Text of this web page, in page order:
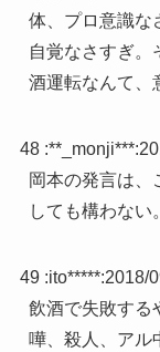
体、プロ意識な
自覚なさすぎ。
酒運転なんて、
48 :**_monji***:
岡本の発言は、
しても構わない
49 :ito*****:2018/
飲酒で失敗する
嘩、殺人、アル